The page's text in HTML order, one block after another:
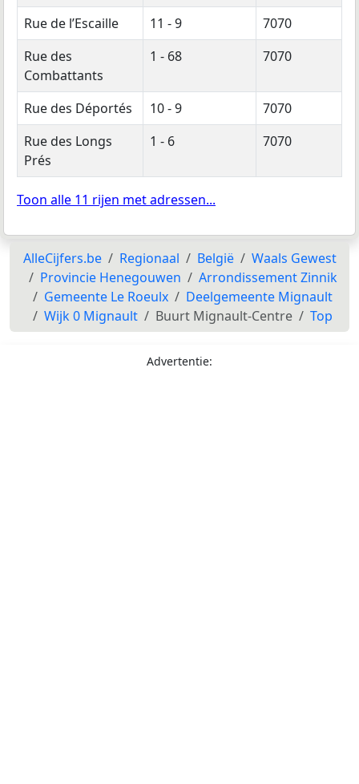
Rue de l’Escaille
11 - 9
7070
Rue des
Combattants
1 - 68 7070
Rue des Déportés 10 - 9
7070
Rue des Longs
Prés
1 - 6 7070
Toon alle 11 rijen met adressen...
AlleCijfers.be Regionaal België
Waals Gewest
Provincie Henegouwen
Arrondissement Zinnik
Gemeente Le Roeulx
Deelgemeente Mignault
Wijk 0 Mignault
Buurt Mignault-Centre Top
Advertentie: